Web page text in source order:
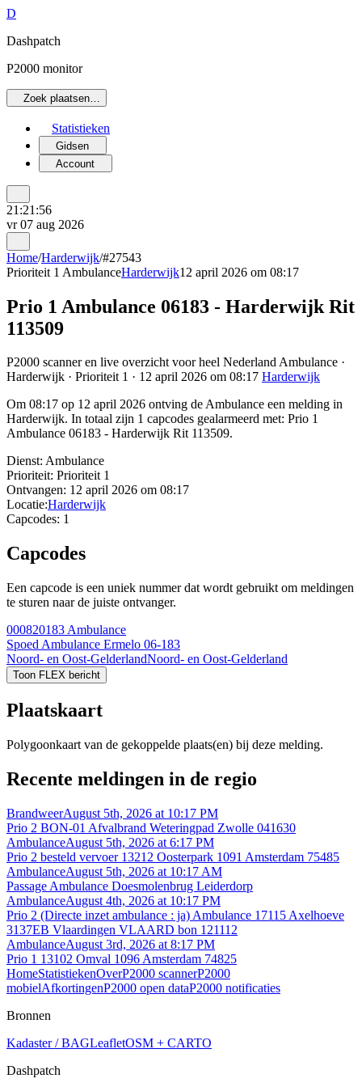
D
Dashpatch
P2000 monitor
Zoek plaatsen…
Statistieken
Gidsen
Account
21:21:56
vr 07 aug 2026
Home/Harderwijk/#27543
Prioriteit 1 AmbulanceHarderwijk12 april 2026 om 08:17
Prio 1 Ambulance 06183 - Harderwijk Rit
113509
P2000 scanner en live overzicht voor heel Nederland Ambulance ·
Harderwijk · Prioriteit 1 · 12 april 2026 om 08:17 Harderwijk
Om 08:17 op 12 april 2026 ontving de Ambulance een melding in
Harderwijk. In totaal zijn 1 capcodes gealarmeerd met: Prio 1
Ambulance 06183 - Harderwijk Rit 113509.
Dienst: Ambulance
Prioriteit: Prioriteit 1
Ontvangen: 12 april 2026 om 08:17
Locatie:Harderwijk
Capcodes: 1
Capcodes
Een capcode is een uniek nummer dat wordt gebruikt om meldingen
te sturen naar de juiste ontvanger.
000820183 Ambulance
Spoed Ambulance Ermelo 06-183
Noord- en Oost-GelderlandNoord- en Oost-Gelderland
Toon FLEX bericht
Plaatskaart
Polygoonkaart van de gekoppelde plaats(en) bij deze melding.
Recente meldingen in de regio
BrandweerAugust 5th, 2026 at 10:17 PM
Prio 2 BON-01 Afvalbrand Weteringpad Zwolle 041630
AmbulanceAugust 5th, 2026 at 6:17 PM
Prio 2 besteld vervoer 13212 Oosterpark 1091 Amsterdam 75485
AmbulanceAugust 5th, 2026 at 10:17 AM
Passage Ambulance Doesmolenbrug Leiderdorp
AmbulanceAugust 4th, 2026 at 10:17 PM
Prio 2 (Directe inzet ambulance : ja) Ambulance 17115 Axelhoeve
3137EB Vlaardingen VLAARD bon 121112
AmbulanceAugust 3rd, 2026 at 8:17 PM
Prio 1 13102 Omval 1096 Amsterdam 74825
HomeStatistiekenOverP2000 scannerP2000
mobielAfkortingenP2000 open dataP2000 notificaties
Bronnen
Kadaster / BAGLeafletOSM + CARTO
Dashpatch